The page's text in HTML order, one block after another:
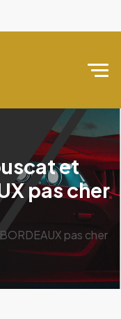
et
pas cher
pas cher